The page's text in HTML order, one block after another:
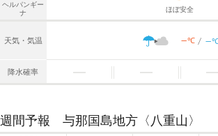
ヘルパンギー
ナ
ほぼ安全
天気・気温 -℃ -
降水確率
週間予報 与那国島地方〈八重山〉